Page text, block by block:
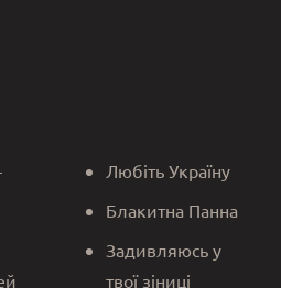
Любіть Україну
Блакитна Панна
Задивляюсь у
твої зіниці